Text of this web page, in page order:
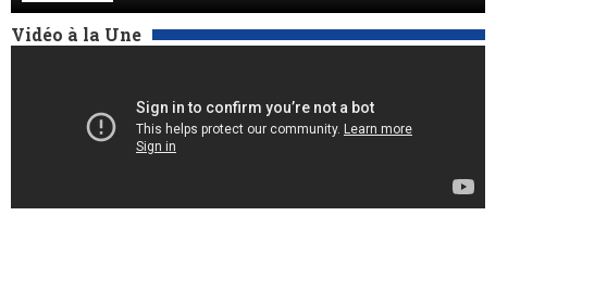
Vidéo à la Une